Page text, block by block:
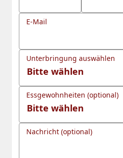
E-Mail
Unterbringung auswählen
Essgewohnheiten (optional)
Nachricht (optional)